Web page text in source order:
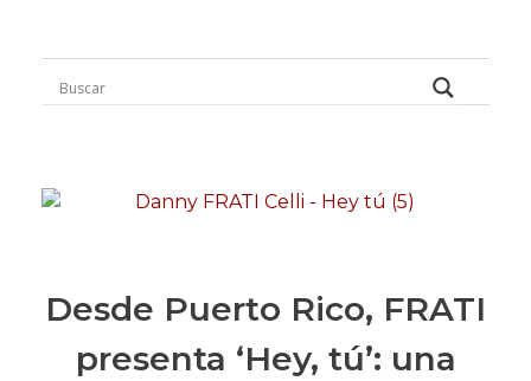
Rugidos Disidentes
Bogotá - Colombia | ISSN 2619-5569
Desde Puerto Rico, FRATI
presenta ‘Hey, tú’: una